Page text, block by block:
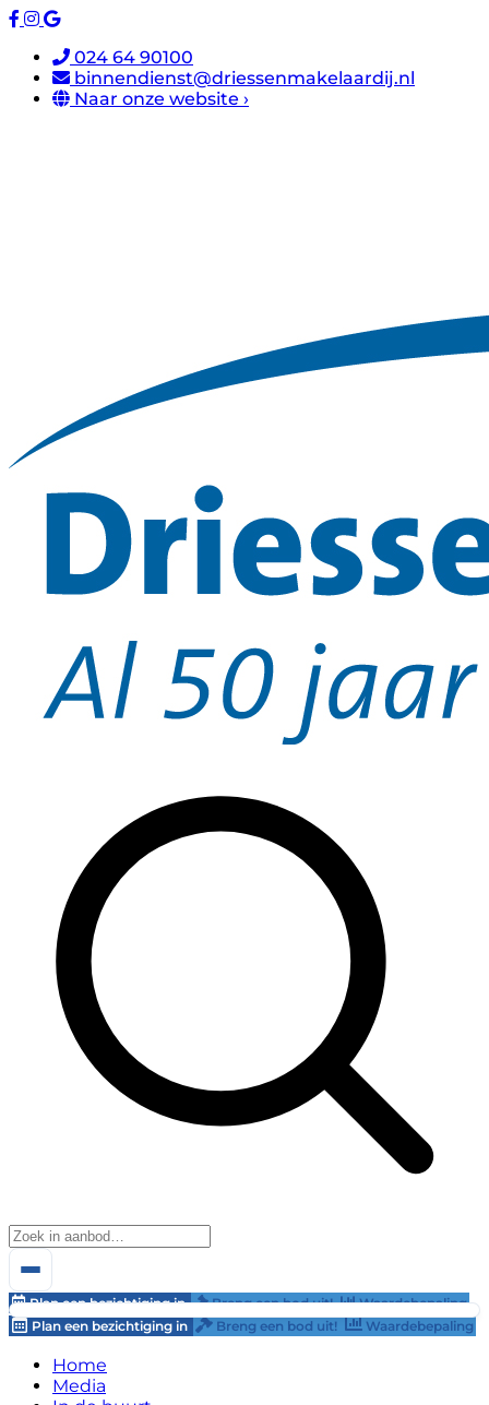
024 64 90100
binnendienst@driessenmakelaardij.nl
Naar onze website ›
Plan een bezichtiging in Breng een bod uit!
Waardebepaling
Plan een bezichtiging in
Breng een bod uit! Waardebepaling
Home
Media